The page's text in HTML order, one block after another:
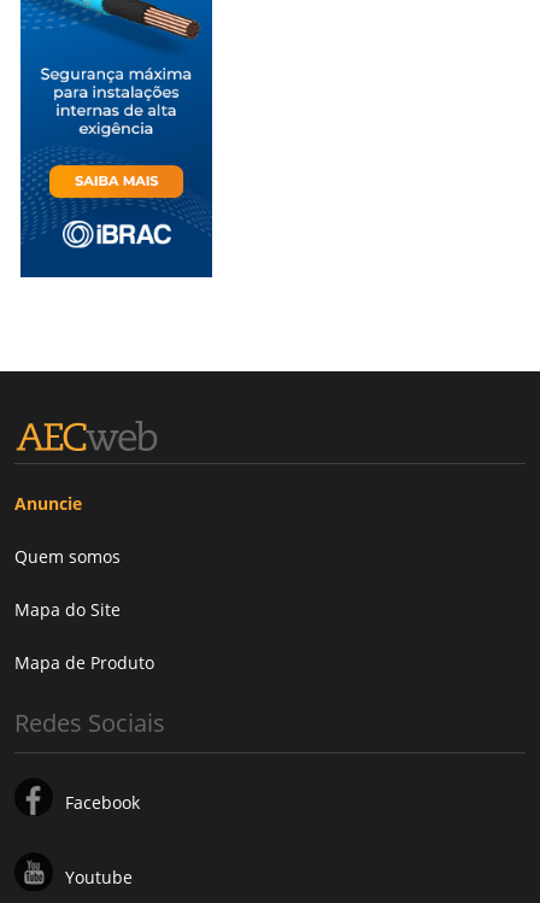
Anuncie
Quem somos
Mapa do Site
Mapa de Produto
Redes Sociais
Facebook
Youtube